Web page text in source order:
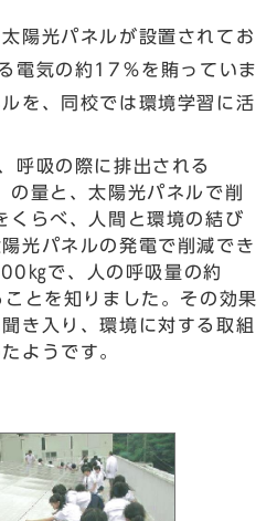
陽光パネルが設置されてお
電気の約17％を賄っていま
を、同校では環境学習に活
呼吸の際に排出される
量と、太陽光パネルで削
らべ、人間と環境の結び
光パネルの発電で削減でき
㎏で、人の呼吸量の約
とを知りました。その効果
き入り、環境に対する取組
ようです。